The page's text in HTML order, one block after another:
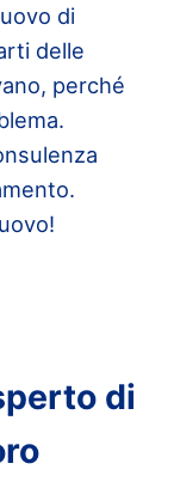
di
delle
perché
di